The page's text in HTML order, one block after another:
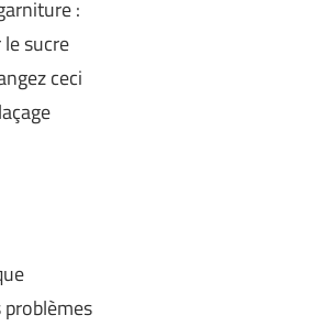
:
sucre
ceci
problèmes